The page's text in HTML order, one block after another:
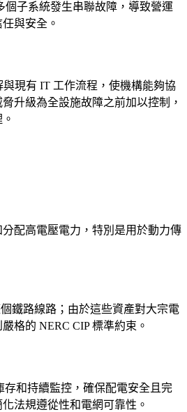
個子系統發生串聯故障，導致營運
與安全。
與現有 IT 工作流程，使機構能夠協
升級為全設施故障之前加以控制，
配高電壓電力，特別是用於動力傳
鐵路線路；由於這些資產對大宗電
格的 NERC CIP 標準約束。
存和持續監控，確保配電安全且完
法規遵從性和電網可靠性。